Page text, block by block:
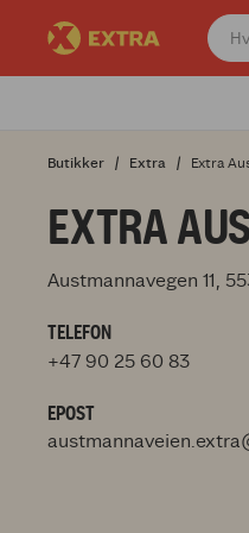
Butikker Extra Extra
EXTRA
Austmannavegen 11,
TELEFON
+47 90 25 60 83
EPOST